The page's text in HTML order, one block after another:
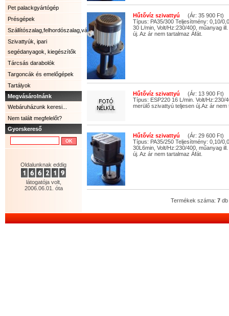
Pet palackgyártógép
Présgépek
Szállítószalag,felhordószalag,válogatószalag.
Szivattyúk, ipari
segédanyagok, kiegészítők
Tárcsás darabolók
Targoncák és emelőgépek
Tartályok
Megvásárolnánk
Webáruházunk keresi...
Nem talált megfelelőt?
Gyorskereső
Oldalunknak eddig
látogatója volt,
2006.06.01. óta
Hűtővíz szivattyú (Ár: 35 900 Ft)
Típus: PA35/300 Teljesítmény: 0,10/
30 L/min, Volt/Hz:230/400, műanyag
új. Az ár nem tartalmaz Áfát.
Hűtővíz szivattyú (Ár: 13 900 Ft)
Típus: ESP220 16 L/min. Volt/Hz:230/
merülő szivattyú teljesen új.Az ár nem
Hűtővíz szivattyú
(Ár: 29 600 Ft)
Típus: PA35/250 Teljesítmény: 0,10/
30L6min, Volt/Hz:230/400, műanyag
új. Az ár nem tartalmaz Áfát.
Termékek száma: 7 db